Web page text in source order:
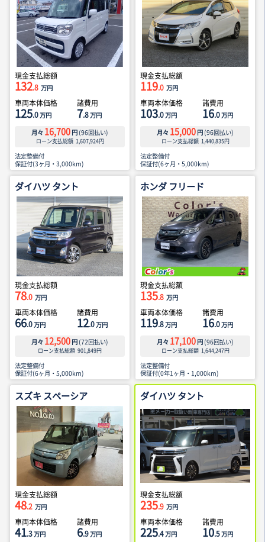
現金支払総額
132.8 万円
車両本体価格
125.0万円
諸費用
7.8万円
月々 16,700 円 (96回払い)
ローン支払総額 1,607,924円
法定整備付
保証付(3ヶ月・3,000km)
現金支払総額
119.0 万円
車両本体価格
103.0万円
諸費用
16.0万円
月々 15,000 円 (96回払い)
ローン支払総額 1,440,835円
法定整備付
保証付(6ヶ月・5,000km)
ダイハツ タント
現金支払総額
78.0 万円
車両本体価格
66.0万円
諸費用
12.0万円
月々 12,500 円 (72回払い)
ローン支払総額 901,849円
法定整備付
保証付(6ヶ月・5,000km)
ホンダ フリード
現金支払総額
135.8 万円
車両本体価格
119.8万円
諸費用
16.0万円
月々 17,100 円 (96回払い)
ローン支払総額 1,644,247円
法定整備付
保証付(0年1ヶ月・1,000km)
スズキ スペーシア
現金支払総額
48.2 万円
車両本体価格
41.3万円
諸費用
6.9万円
ダイハツ タント
現金支払総額
235.9 万円
車両本体価格
225.4万円
諸費用
10.5万円